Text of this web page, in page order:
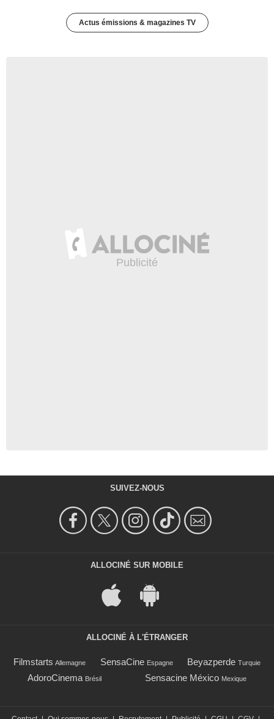
Actus émissions & magazines TV
SUIVEZ-NOUS
ALLOCINÉ SUR MOBILE
ALLOCINÉ À L'ÉTRANGER
Filmstarts Allemagne SensaCine Espagne Beyazperde Turquie
AdoroCinema Brésil Sensacine México Mexique